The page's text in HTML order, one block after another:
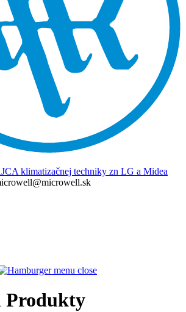
klimatizačnej techniky zn LG a Midea
Produkty